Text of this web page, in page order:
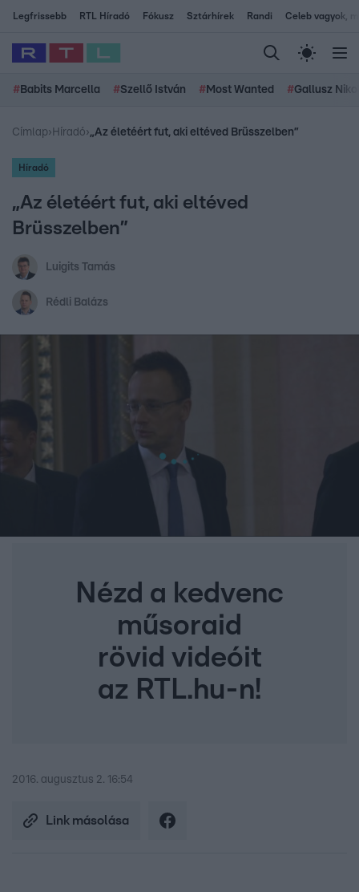
Legfrissebb RTL Híradó Fókusz Sztárhírek Randi Celeb vagyok,
# Babits Marcella #Szellő István # Most Wanted #Gallusz
Címlap› Híradó›„Az életéért fut, aki eltéved Brüsszelben”
Híradó
„Az életéért fut, aki eltéved
Brüsszelben”
Luigits Tamás
Rédli Balázs
Nézd a kedvenc
műsoraid
rövid videóit
az RTL.hu-n!
2016. augusztus 2. 16:54
Link másolása